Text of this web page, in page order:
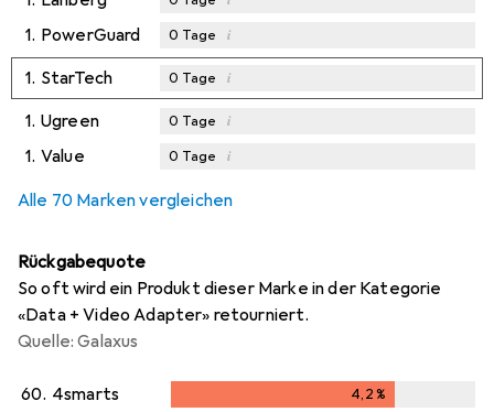
1. PowerGuard 0 Tage i
1. StarTech 0 Tage i
1. Ugreen 0 Tage i
1. Value 0 Tage i
Alle 70 Marken vergleichen
Rückgabequote
So oft wird ein Produkt dieser Marke in der Kategorie
«Data + Video Adapter» retourniert.
Quelle: Galaxus
60. 4smarts 4,2%